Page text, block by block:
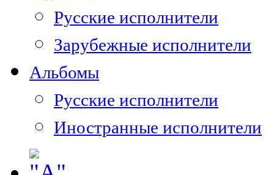
Русские исполнители
Зарубежные исполнители
Альбомы
Русские исполнители
Иностранные исполнители